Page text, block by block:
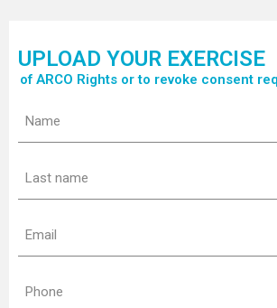
UPLOAD YOUR EXERCISE
of ARCO Rights or to revoke consent
(Required)
name
(Required)
(Required)